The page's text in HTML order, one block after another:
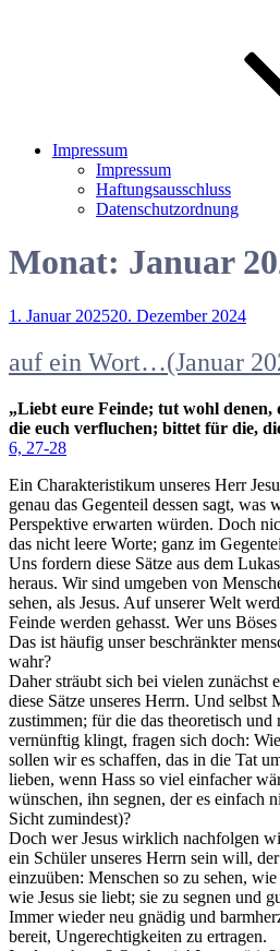
Impressum
Impressum
Haftungsausschluss
Datenschutzordnung
Monat: Januar
Veröffentlicht
1. Januar 202520. Dezember 2024
auf ein Wort…(Januar
„Liebt eure Feinde; tut wohl denen,
die euch verfluchen; bittet für die,
6, 27-28
Ein Charakteristikum unseres Herr
genau das Gegenteil dessen sagt, was
Perspektive erwarten würden. Doch
das nicht leere Worte; ganz im
Uns fordern diese Sätze aus dem
heraus. Wir sind umgeben von
sehen, als Jesus. Auf unserer Welt
Feinde werden gehasst. Wer uns
Das ist häufig unser beschränkter
wahr?
Daher sträubt sich bei vielen zunächst
diese Sätze unseres Herrn. Und selbst
zustimmen; für die das theoretisch
vernünftig klingt, fragen sich doch:
sollen wir es schaffen, das in die Tat
lieben, wenn Hass so viel einfacher
wünschen, ihn segnen, der es einfach
Sicht zumindest)?
Doch wer Jesus wirklich nachfolgen
ein Schüler unseres Herrn sein will,
einzuüben: Menschen so zu sehen,
wie Jesus sie liebt; sie zu segnen und
Immer wieder neu gnädig und
bereit, Ungerechtigkeiten zu ertragen.